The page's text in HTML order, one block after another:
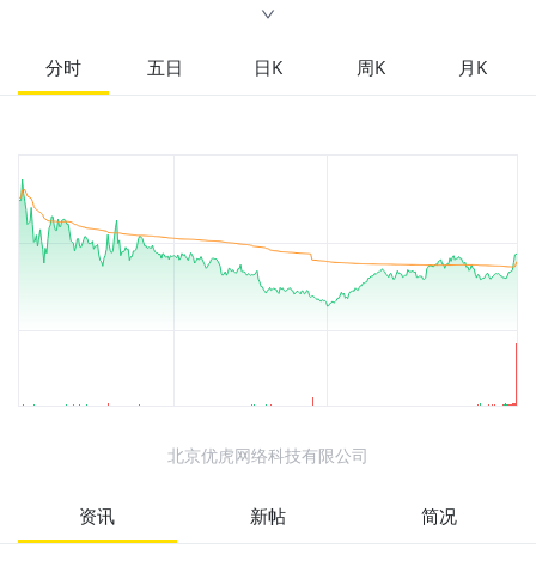
52周最高
72.58 市盈率
8.70
股息
分时 五日 日K 周K 月K
北京优虎网络科技有限公司
资讯 新帖 简况